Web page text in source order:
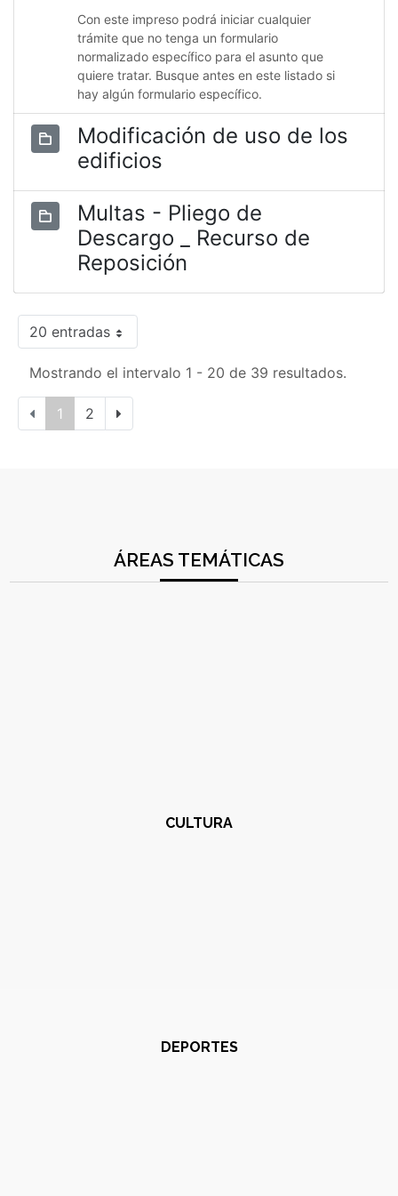
Con este impreso podrá iniciar cualquier
trámite que no tenga un formulario
normalizado específico para el asunto que
quiere tratar. Busque antes en este listado si
hay algún formulario específico.
Modificación de uso de los
edificios
Multas - Pliego de
Descargo _ Recurso de
Reposición
20 entradas
Mostrando el intervalo 1 - 20 de 39 resultados.
1 2
ÁREAS TEMÁTICAS
CULTURA
DEPORTES